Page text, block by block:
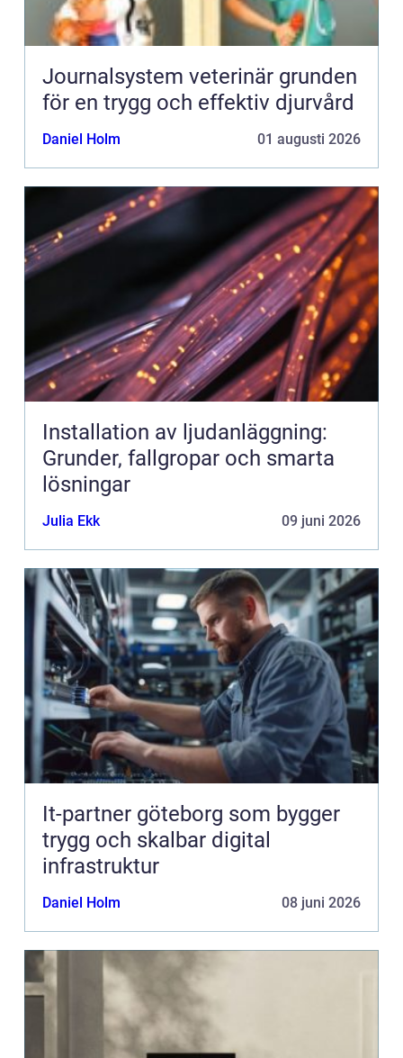
Journalsystem veterinär grunden
för en trygg och effektiv djurvård
Daniel Holm 01 augusti 2026
Installation av ljudanläggning:
Grunder, fallgropar och smarta
lösningar
Julia Ekk 09 juni 2026
It-partner göteborg som bygger
trygg och skalbar digital
infrastruktur
Daniel Holm 08 juni 2026